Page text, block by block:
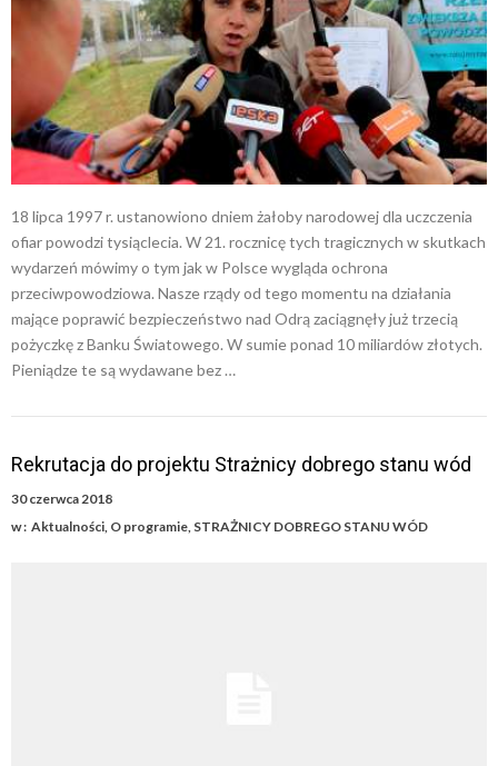
18 lipca 1997 r. ustanowiono dniem żałoby narodowej dla uczczenia
ofiar powodzi tysiąclecia. W 21. rocznicę tych tragicznych w skutkach
wydarzeń mówimy o tym jak w Polsce wygląda ochrona
przeciwpowodziowa. Nasze rządy od tego momentu na działania
mające poprawić bezpieczeństwo nad Odrą zaciągnęły już trzecią
pożyczkę z Banku Światowego. W sumie ponad 10 miliardów złotych.
Pieniądze te są wydawane bez …
Rekrutacja do projektu Strażnicy dobrego stanu wód
30 czerwca 2018
w : Aktualności, O programie, STRAŻNICY DOBREGO STANU WÓD